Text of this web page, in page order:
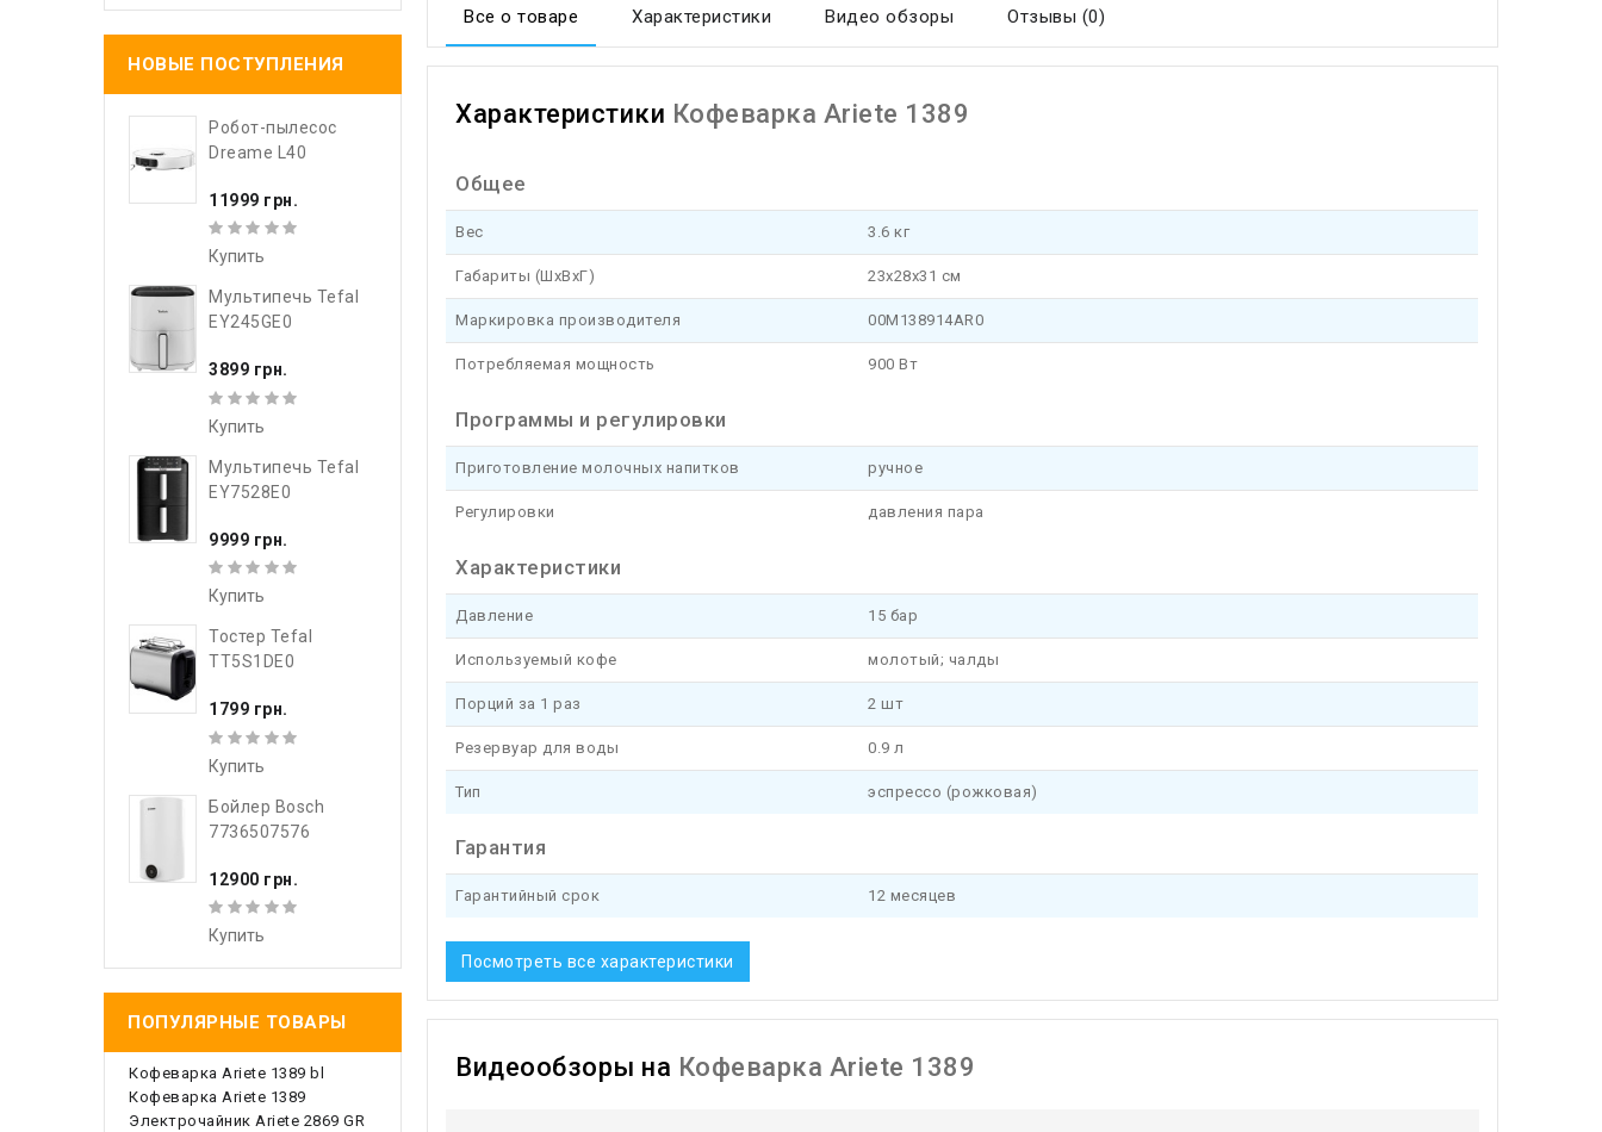
НОВЫЕ ПОСТУПЛЕНИЯ
Робот-пылесос
Dreame L40
11999 грн.
Купить
Мультипечь Tefal
EY245GE0
3899 грн.
Купить
Мультипечь Tefal
EY7528E0
9999 грн.
Купить
Тостер Tefal
TT5S1DE0
1799 грн.
Купить
Бойлер Bosch
7736507576
12900 грн.
Купить
ПОПУЛЯРНЫЕ ТОВАРЫ
Кофеварка Ariete 1389 bl
Кофеварка Ariete 1389
Электрочайник Ariete 2869 GR
Все о товаре Характеристики Видео обзоры Отзывы (0)
Характеристики Кофеварка Ariete 1389
Общее
Вес 3.6 кг
Габариты (ШхВхГ) 23x28x31 см
Маркировка производителя 00M138914AR0
Потребляемая мощность 900 Вт
Программы и регулировки
Приготовление молочных напитков ручное
Регулировки давления пара
Характеристики
Давление 15 бар
Используемый кофе молотый; чалды
Порций за 1 раз 2 шт
Резервуар для воды 0.9 л
Тип эспрессо (рожковая)
Гарантия
Гарантийный срок 12 месяцев
Посмотреть все характеристики
Видеообзоры на Кофеварка Ariete 1389